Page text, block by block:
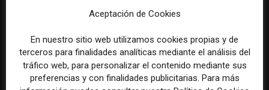
Aceptación de Cookies
En nuestro sitio web utilizamos cookies propias y de
terceros para finalidades analíticas mediante el análisis del
tráfico web, para personalizar el contenido mediante sus
preferencias y con finalidades publicitarias. Para más